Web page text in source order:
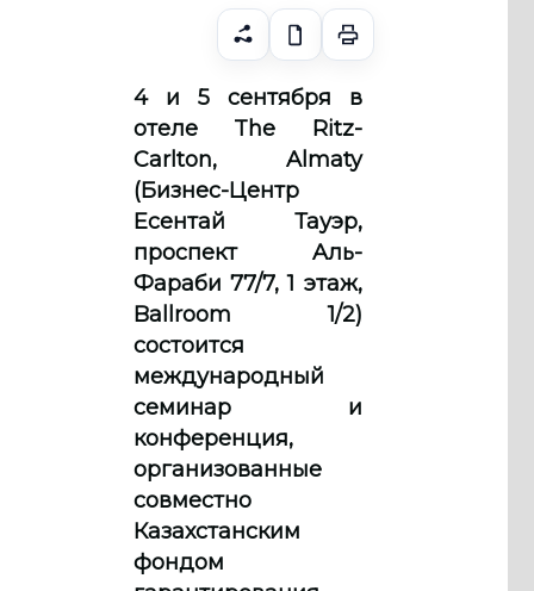
4 и 5 сентября в
отеле The Ritz-
Carlton, Almaty
(Бизнес-Центр
Есентай Тауэр,
проспект Aль-
Фараби 77/7, 1 этаж,
Ballroom 1/2)
состоится
международный
семинар и
конференция,
организованные
совместно
Казахстанским
фондом